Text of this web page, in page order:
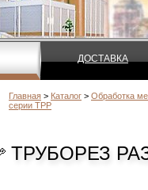
ДОСТАВКА
Главная > Каталог > Обработка
серии ТРР
ТРУБОРЕЗ